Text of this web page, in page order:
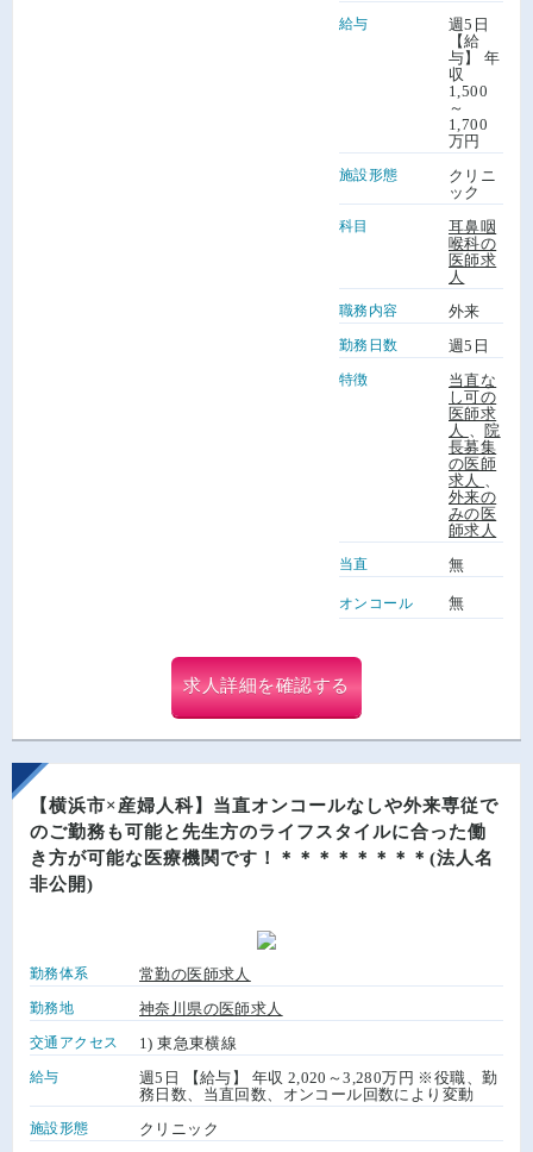
給与
週5日
【給
与】 年
収
1,500
～
1,700
万円
施設形態
クリニ
ック
科目
耳鼻咽
喉科の
医師求
人
職務内容 外来
勤務日数 週5日
特徴
当直な
し可の
医師求
人
院
長募集
の医師
求人
外来の
みの医
師求人
当直 無
オンコール 無
求人詳細を確認する
【横浜市×産婦人科】当直オンコールなしや外来専従で
のご勤務も可能と先生方のライフスタイルに合った働
き方が可能な医療機関です！＊＊＊＊＊＊＊＊(法人名
非公開)
勤務体系 常勤の医師求人
勤務地 神奈川県の医師求人
交通アクセス 1) 東急東横線
給与
週5日 【給与】 年収 2,020～3,280万円 ※役職、勤
務日数、当直回数、オンコール回数により変動
施設形態 クリニック